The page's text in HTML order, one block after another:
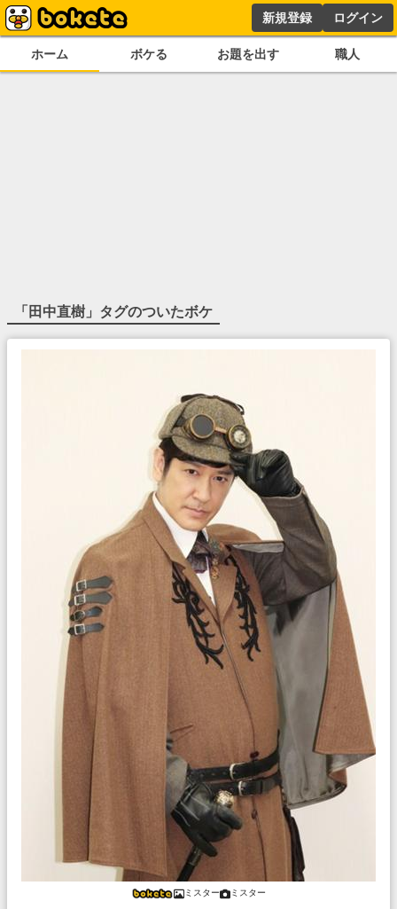
新規登録 ログイン
ホーム ボケる お題を出す 職人
「田中直樹 」タグのついたボケ
ミスター ミスター